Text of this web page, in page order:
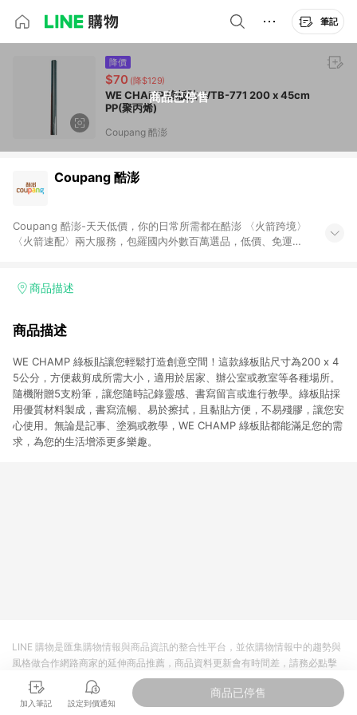
筆記
商品已停售
降價
$70 (降$129)
WE CHAMP 綠板貼 WTB-771 200 x 45cm
PP(聚丙烯)
Coupang 酷澎
Coupang 酷澎
Coupang 酷澎-天天低價，你的日常所需都在酷澎 〈火箭跨境〉
〈火箭速配〉兩大服務，包羅國內外數百萬選品，低價、免運，
加入WOW會員告別湊免運，火箭速配、火箭跨境優質選品不限金
商品描述
商品描述
WE CHAMP 綠板貼讓您輕鬆打造創意空間！這款綠板貼尺寸為200 x 4
5公分，方便裁剪成所需大小，適用於居家、辦公室或教室等各種場所。
隨機附贈5支粉筆，讓您隨時記錄靈感、書寫留言或進行教學。綠板貼採
用優質材料製成，書寫流暢、易於擦拭，且黏貼方便，不易殘膠，讓您安
心使用。無論是記事、塗鴉或教學，WE CHAMP 綠板貼都能滿足您的需
求，為您的生活增添更多樂趣。
加入筆記 設定到價通知
商品已停售
LINE 購物是匯集購物情報與商品資訊的整合性平台，並依購物情報中的趨勢與
風格做合作網路商家的延伸商品推薦，商品資料更新會有時間差，請務必點擊
商品至各合作網路商家，確認現售價與購物條件，一切資訊以合作廠商網頁為
準。